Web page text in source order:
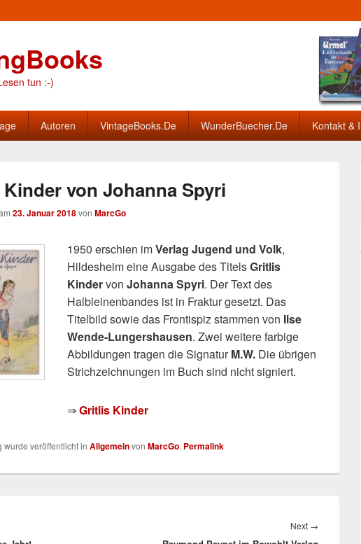
tun :-)
Autoren VintageBooks.De WunderBuecher.De Kontakt &
von Johanna Spyri
23. Januar 2018von MarcGo
1950 erschien imVerlag Jugend und Volk,
Hildesheim eine Ausgabe des TitelsGritlis
Kindervon Johanna Spyri. Der Text des
Halbleinenbandes ist in Fraktur gesetzt. Das
Titelbild sowie das Frontispiz stammen von Ilse
Wende-Lungershausen. Zwei weitere farbige
Abbildungen tragen die SignaturM.W. Die übrigen
Strichzeichnungen im Buch sind nicht signiert.
⇒Gritlis Kinder
wurde veröffentlicht in Allgemeinvon MarcGo. Permalink
Next →